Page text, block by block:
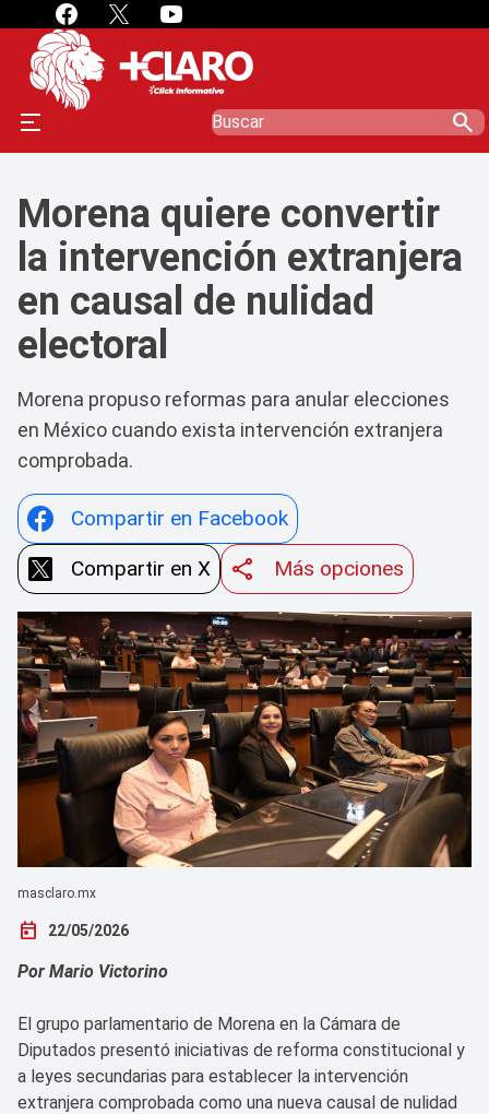
search
Morena quiere convertir
la intervención extranjera
en causal de nulidad
electoral
Morena propuso reformas para anular elecciones
en México cuando exista intervención extranjera
comprobada.
Compartir en Facebook
Compartir en X
Más opciones
masclaro.mx
today 22/05/2026
Por Mario Victorino
El grupo parlamentario de Morena en la Cámara de
Diputados presentó iniciativas de reforma constitucional y
a leyes secundarias para establecer la intervención
extranjera comprobada como una nueva causal de nulidad